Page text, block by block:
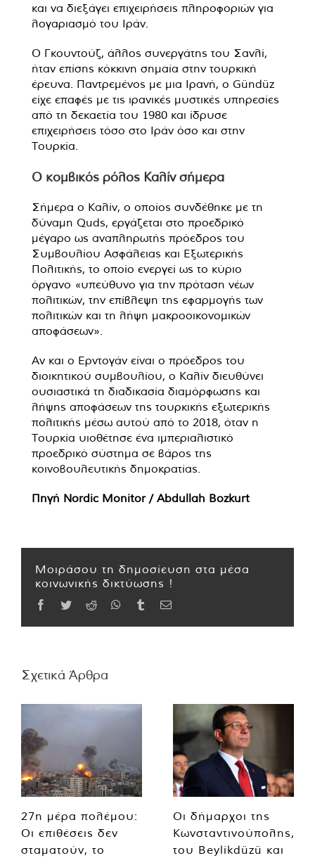
και να διεξάγει επιχειρήσεις πληροφοριών για
λογαριασμό του Ιράν.
Ο Γκουντούζ, άλλος συνεργάτης του Σανλί,
ήταν επίσης κόκκινη σημαία στην τουρκική
έρευνα. Παντρεμένος με μια Ιρανή, ο Gündüz
είχε επαφές με τις ιρανικές μυστικές υπηρεσίες
από τη δεκαετία του 1980 και ίδρυσε
επιχειρήσεις τόσο στο Ιράν όσο και στην
Τουρκία.
Ο κομβικός ρόλος Καλίν σήμερα
Σήμερα ο Καλίν, ο οποίος συνδέθηκε με τη
δύναμη Quds, εργάζεται στο προεδρικό
μέγαρο ως αναπληρωτής πρόεδρος του
Συμβουλίου Ασφάλειας και Εξωτερικής
Πολιτικής, το οποίο ενεργεί ως το κύριο
όργανο «υπεύθυνο για την πρόταση νέων
πολιτικών, την επίβλεψη της εφαρμογής των
πολιτικών και τη λήψη μακροοικονομικών
αποφάσεων».
Αν και ο Ερντογάν είναι ο πρόεδρος του
διοικητικού συμβουλίου, ο Καλίν διευθύνει
ουσιαστικά τη διαδικασία διαμόρφωσης και
λήψης αποφάσεων της τουρκικής εξωτερικής
πολιτικής μέσω αυτού από το 2018, όταν η
Τουρκία υιοθέτησε ένα ιμπεριαλιστικό
προεδρικό σύστημα σε βάρος της
κοινοβουλευτικής δημοκρατίας.
Πηγή Nordic Monitor / Abdullah Bozkurt
Μοιράσου τη δημοσίευση στα μέσα
κοινωνικής δικτύωσης !
Facebook
TwitterReddit WhatsApp
TumblrEmail
Σχετικά Άρθρα
27η μέρα πολέμου:
Οι επιθέσεις δεν
σταματούν, το
Οι δήμαρχοι της
Κωνσταντινούπολης,
του Beylikdüzü και